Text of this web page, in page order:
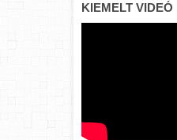
KIEMELT VIDEÓ